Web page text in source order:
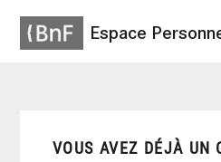
Espace
VOUS AVEZ DÉJÀ UN